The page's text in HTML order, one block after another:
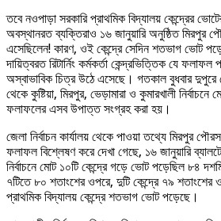
তবে নওপাড়া সরকারি প্রাথমিক বিদ্যালয় কেন্দ্রের
অবস্থানরত ব্যক্তিরাও ১৬ জানুয়ারি অনুষ্ঠিত মিরপুর
এসেছিলেন! কারণ, ওই কেন্দ্রে সেদিন শতভাগ ভোট
দায়িত্বরত রিটার্নিং কর্মকর্তা কেন্দ্রভিত্তিক যে
অস্বাভাবিক চিত্র উঠে এসেছে। গতকাল বুধবার দুপুরে
থেকে কুষ্টিয়া, মিরপুর, ভেড়ামারা ও কুমারখালী নির্বাচনে
ফলাফলের এসব উপাত্ত সংগ্রহ করা হয়।
জেলা নির্বাচন কার্যালয় থেকে পাওয়া তথ্যে মিরপুর
ফলাফল বিশ্লেষণ করে দেখা গেছে, ১৬ জানুয়ারি
নির্বাচনে মোট ১০টি কেন্দ্রে গড়ে ভোট পড়েছিল ৮৪
৭টিতে ৮০ শতাংশের ওপরে, দুটি কেন্দ্রে ৭৯ শতাংশের
প্রাথমিক বিদ্যালয় কেন্দ্রে শতভাগ ভোট পড়েছে।